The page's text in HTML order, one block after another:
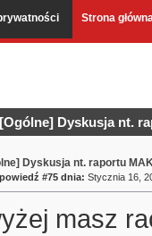
Strona
Dyskusja nt.
Dyskusja nt. raportu
#75 dnia: Stycznia 16,
masz